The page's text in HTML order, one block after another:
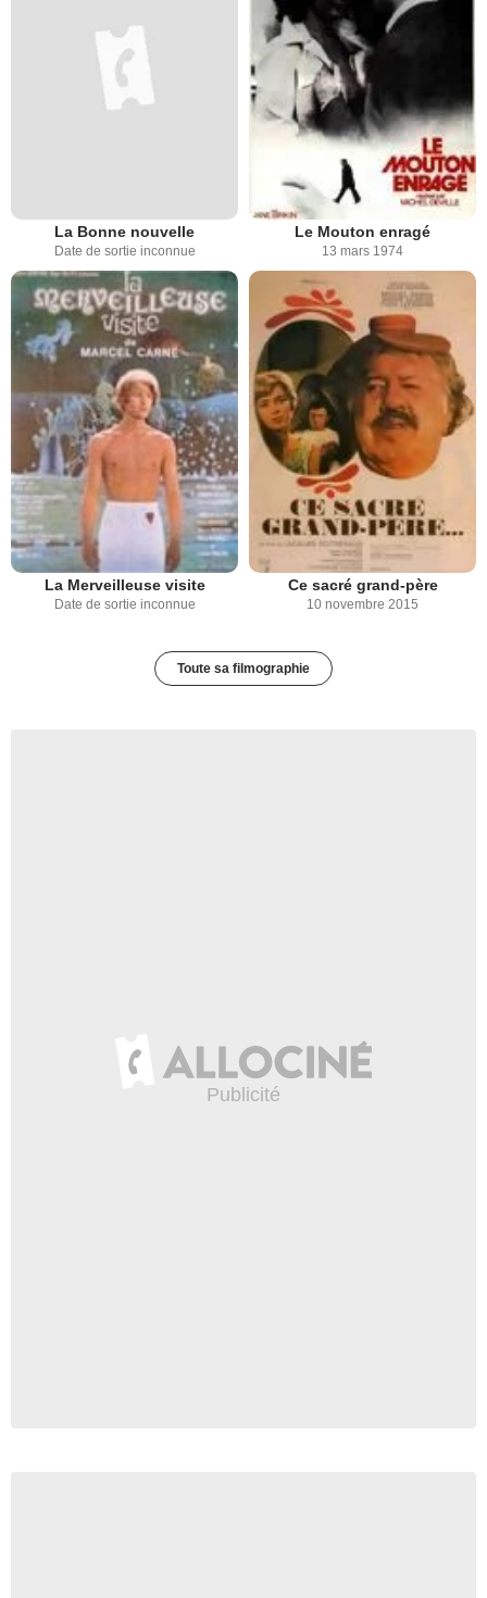
La Bonne nouvelle
Date de sortie inconnue
Le Mouton enragé
13 mars 1974
La Merveilleuse visite
Date de sortie inconnue
Ce sacré grand-père
10 novembre 2015
Toute sa filmographie